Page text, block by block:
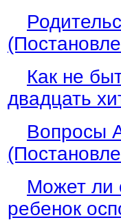
Как не
двадцать
Вопросы
Может ли
ребенок